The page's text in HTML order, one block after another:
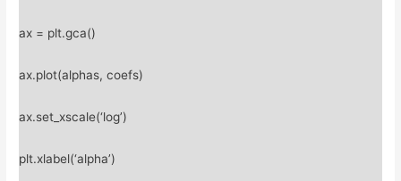
ax = plt.gca()
ax.plot(alphas, coefs)
ax.set_xscale(‘log’)
plt.xlabel(‘alpha’)